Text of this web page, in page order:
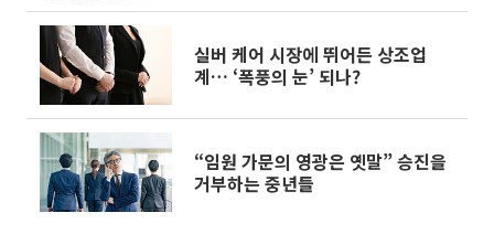
실버 케어 시장에 뛰어든 상조업
계… ‘폭풍의 눈’ 되나?
“임원 가문의 영광은 옛말” 승진을
거부하는 중년들